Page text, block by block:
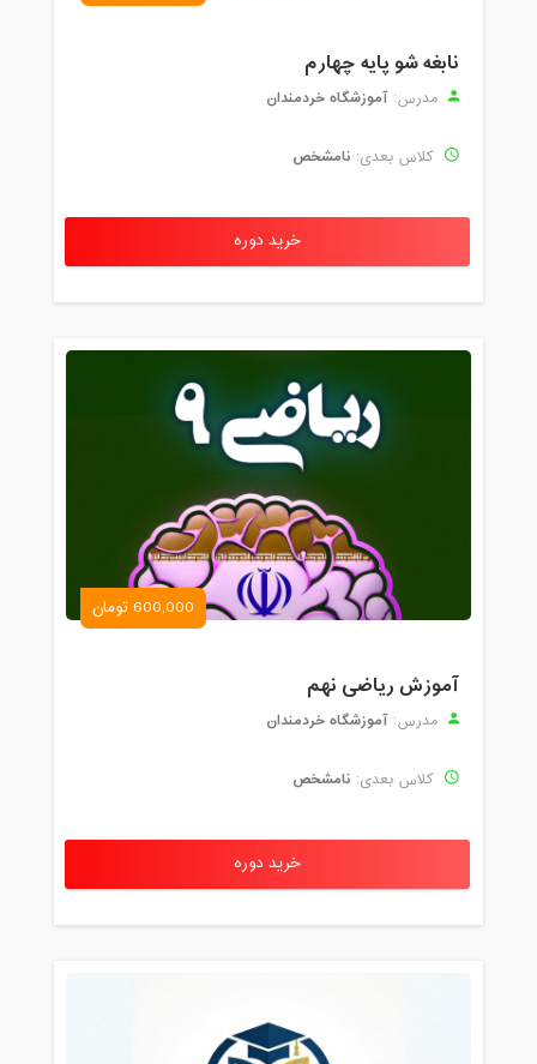
نابغه شو پایه چهارم
مدرس: آموزشگاه خردمندان
کلاس بعدی: نامشخص
خرید دوره
600,000 تومان
آموزش ریاضی نهم
مدرس: آموزشگاه خردمندان
کلاس بعدی: نامشخص
خرید دوره